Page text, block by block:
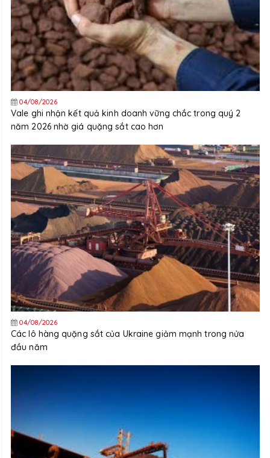
04/08/2026
Vale ghi nhận kết quả kinh doanh vững chắc trong quý 2
năm 2026 nhờ giá quặng sắt cao hơn
04/08/2026
Các lô hàng quặng sắt của Ukraine giảm mạnh trong nửa
đầu năm